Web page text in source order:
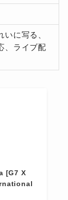
いに写る、
、ライブ配
[G7 X